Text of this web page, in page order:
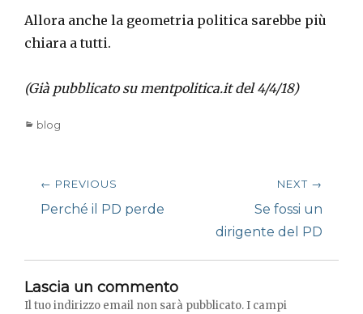
Allora anche la geometria politica sarebbe più
chiara a tutti.
(Già pubblicato su mentpolitica.it del 4/4/18)
Categories
blog
Navigazione
articoli
← PREVIOUS
Previous
Perché il PD perde
NEXT →
post:
Se fossi un
dirigente del PD
Lascia un commento
Il tuo indirizzo email non sarà pubblicato. I campi